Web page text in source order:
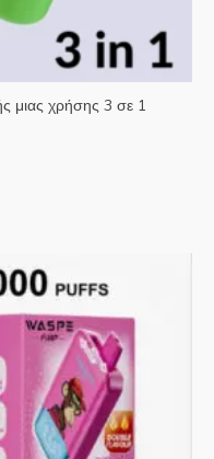
μιας χρήσης 3 σε 1